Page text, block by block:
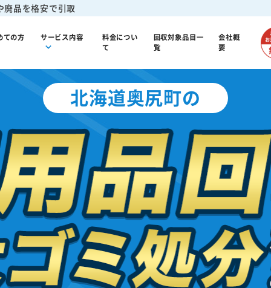
廃品を格安で引取
ての方 サービス内容
料金につい
て
回収対象品目一
覧
会社概
要
北海道奥尻町の